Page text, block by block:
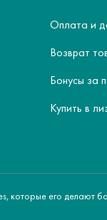
Оплата и
Возврат
Бонусы за
Купить в
которые его делают